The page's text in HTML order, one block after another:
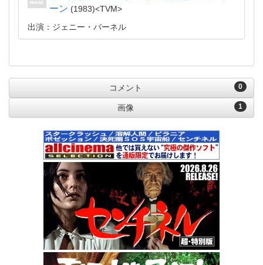
ーン
1983
TVM
出演：ジェニー・バーネル
0
コメント
1
画像